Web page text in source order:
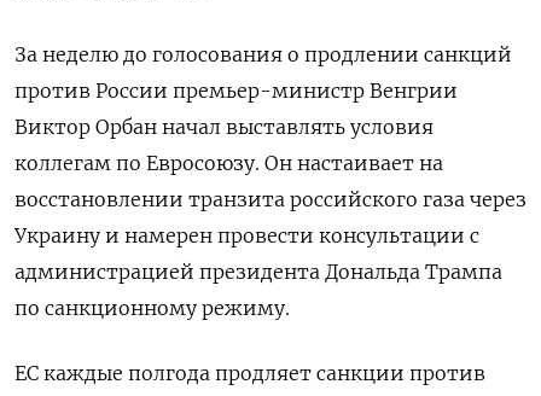
За неделю до голосования о продлении санкций
против России премьер-министр Венгрии
Виктор Орбан начал выставлять условия
коллегам по Евросоюзу. Он настаивает на
восстановлении транзита российского газа через
Украину и намерен провести консультации с
администрацией президента Дональда Трампа
по санкционному режиму.
ЕС каждые полгода продляет санкции против